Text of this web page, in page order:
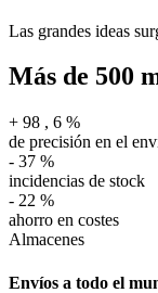
Las grandes ideas
Más de 500
+ 98 , 6 %
de precisión en el
- 37 %
incidencias de stock
- 22 %
ahorro en costes
Almacenes
Envíos a todo el